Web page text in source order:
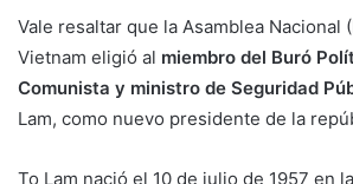
Vale resaltar que la Asamblea Nacional
Vietnam eligió al miembro del Buró
Comunista y ministro de Seguridad
Lam, como nuevo presidente de la
To Lam nació el 10 de julio de 1957 en